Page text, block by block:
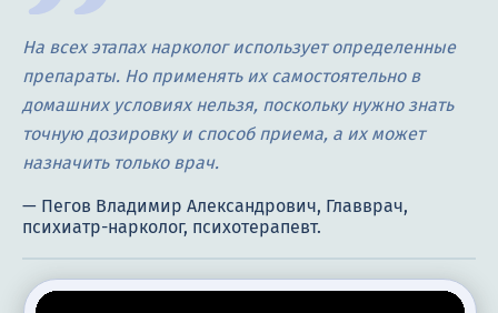
На всех этапах нарколог использует определенные
препараты. Но применять их самостоятельно в
домашних условиях нельзя, поскольку нужно знать
точную дозировку и способ приема, а их может
назначить только врач.